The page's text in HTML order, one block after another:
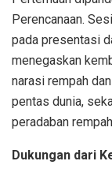
Perencanaan.
pada presentasi
menegaskan
narasi rempah
pentas dunia,
peradaban
Dukungan dari